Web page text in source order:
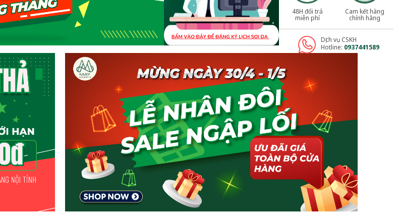
48H đổi trả
miễn phí
Cam kết hàng
chính hãng
Dịch vụ CSKH
Hotline: 0937441589